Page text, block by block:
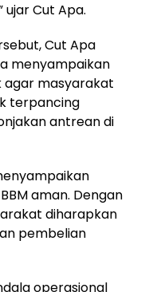
Cut Apa.
Cut Apa
menyampaikan
agar masyarakat
terpancing
antrean di
aman. Dengan
diharapkan
pembelian
operasional